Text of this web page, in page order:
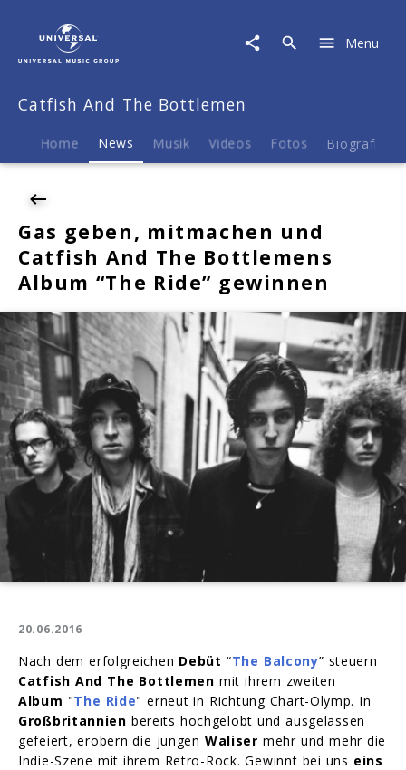
Bottlemen
News
geben,
And
The
Bottlemens
Album
"The
Ride"
gewinnen
Menu
Catfish And The Bottlemen
Home News Musik Videos Fotos Biografie
Gas geben, mitmachen und
Catfish And The Bottlemens
Album “The Ride” gewinnen
20.06.2016
Nach dem erfolgreichen Debüt “The Balcony” steuern
Catfish And The Bottlemen mit ihrem zweiten
Album "The Ride" erneut in Richtung Chart-Olymp. In
Großbritannien bereits hochgelobt und ausgelassen
gefeiert, erobern die jungen Waliser mehr und mehr die
Indie-Szene mit ihrem Retro-Rock. Gewinnt bei uns eins